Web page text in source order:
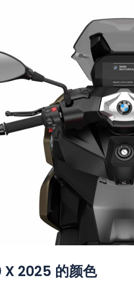
2025 的颜色